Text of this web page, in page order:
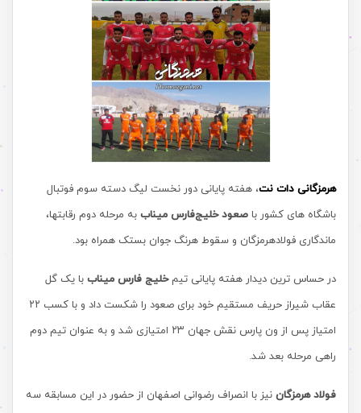
هرمزگانی دات نت، هفته پایانی دور نخست لیگ دسته سوم فوتبال
باشگاه های کشور با صعود خلیج‌فارس میناب به مرحله دوم رقابتها،
ماندگاری فولادهرمزگان و سقوط هرنگ جوان بستک همراه بود.
در حساس ترین دیدار هفته پایانی تیمخلیج فارس میناب با یک گل
عقاب شیراز حریف مستقیم خود برای صعود را شکست داد و با کسب ۲۲
امتیاز پس از ون پارس نقش جهان ۲۳ امتیازی شد و به عنوان تیم دوم
راهی مرحله بعد شد.
فولاد هرمزگان نیز با انصراف رضوانی اصفهان از حضور در این مسابقه سه